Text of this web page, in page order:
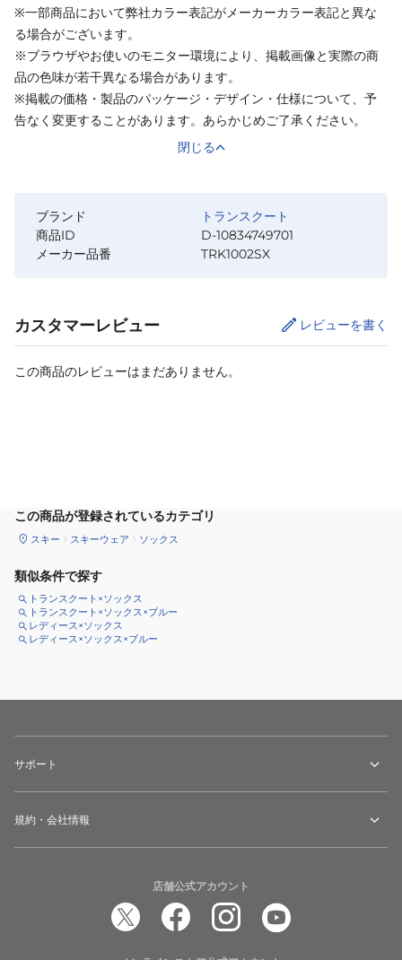
※一部商品において弊社カラー表記がメーカーカラー表記と異な
る場合がございます。
※ブラウザやお使いのモニター環境により、掲載画像と実際の商
品の色味が若干異なる場合があります。
※掲載の価格・製品のパッケージ・デザイン・仕様について、予
告なく変更することがあります。あらかじめご了承ください。
閉じる
ブランド
トランスクート
商品ID
D-10834749701
メーカー品番
TRK1002SX
カスタマーレビュー レビューを書く
この商品のレビューはまだありません。
この商品が登録されているカテゴリ
スキー スキーウェア ソックス
類似条件で探す
トランスクート×ソックス
トランスクート×ソックス×ブルー
レディース×ソックス
レディース×ソックス×ブルー
サポート
規約・会社情報
店舗公式アカウント